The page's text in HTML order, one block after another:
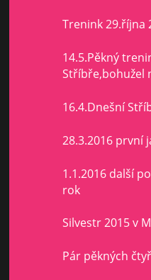
Trenink 29.října
14.5.Pěkný
Stříbře,bohužel
16.4.Dnešní
28.3.2016 první
1.1.2016 další
rok
Silvestr 2015 v
Pár pěkných